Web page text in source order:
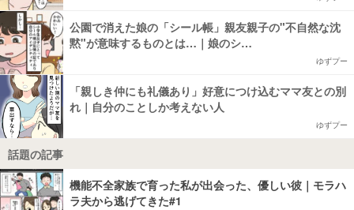
公園で消えた娘の「シール帳」親友親子の"不自然な沈
黙"が意味するものとは…｜娘のシ…
ゆずプー
「親しき仲にも礼儀あり」好意につけ込むママ友との別
れ｜自分のことしか考えない人
ゆずプー
話題の記事
機能不全家族で育った私が出会った、優しい彼｜モラハ
ラ夫から逃げてきた#1